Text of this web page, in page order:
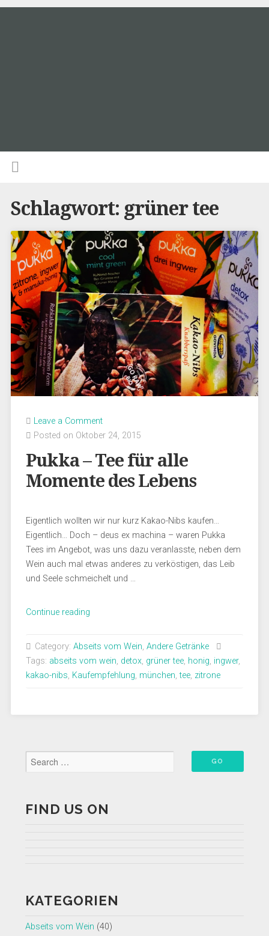
Schlagwort: grüner tee
Leave a Comment
Posted on Oktober 24, 2015
Pukka – Tee für alle
Momente des Lebens
Eigentlich wollten wir nur kurz Kakao-Nibs kaufen…
Eigentlich… Doch – deus ex machina – waren Pukka
Tees im Angebot, was uns dazu veranlasste, neben dem
Wein auch mal etwas anderes zu verköstigen, das Leib
und Seele schmeichelt und …
Continue reading„Pukka
Tee
alle
Lebens“
Category: Abseits vom Wein, Andere Getränke
Tags: abseits vom wein, detox, grüner tee, honig, ingwer,
kakao-nibs, Kaufempfehlung, münchen,tee, zitrone
FIND US ON
anzeigen
Twitter
auf
Instagram
anzeigen
auf
anzeigen
UCHEzoa4kYDNenjlP_C_gKIg
YouTube
KATEGORIEN
Abseits vom Wein (40)